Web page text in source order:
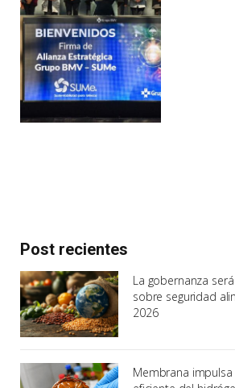
Post recientes
La gobernanza
sobre seguridad
2026
Membrana